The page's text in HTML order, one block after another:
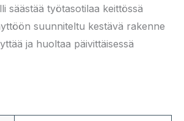
säästää työtasotilaa keittössä
suunniteltu kestävä rakenne
ja huoltaa päivittäisessä